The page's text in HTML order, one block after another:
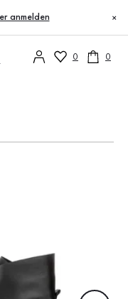
anmelden ×
0 0